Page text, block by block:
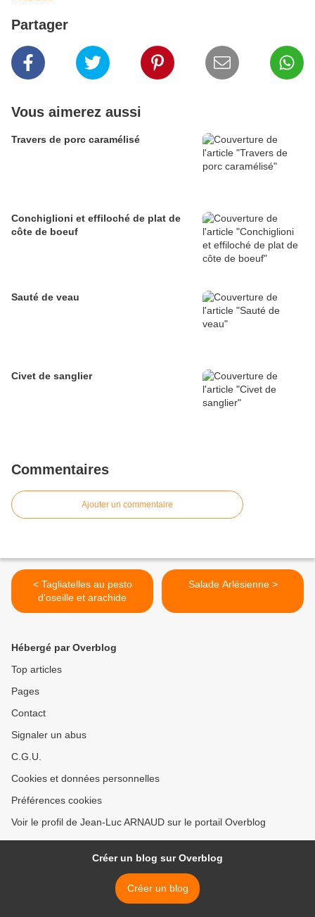
Partager
Vous aimerez aussi
Travers de porc caramélisé
Conchiglioni et effiloché de plat de
côte de boeuf
Sauté de veau
Civet de sanglier
Commentaires
Ajouter un commentaire
< Tagliatelles au pesto
d'oseille et arachide
Salade Arlésienne >
Hébergé par Overblog
Top articles
Pages
Contact
Signaler un abus
C.G.U.
Cookies et données personnelles
Préférences cookies
Voir le profil de Jean-Luc ARNAUD sur le portail Overblog
Créer un blog sur Overblog
Créer un blog